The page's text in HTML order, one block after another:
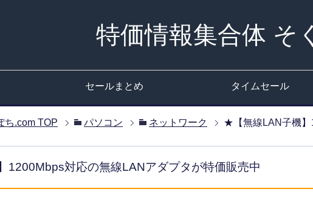
特価情報集合体 そ
セールまとめ タイムセール
ち.com TOP パソコン ネットワーク ★【無線LAN子機】
1200Mbps対応の無線LANアダプタが特価販売中